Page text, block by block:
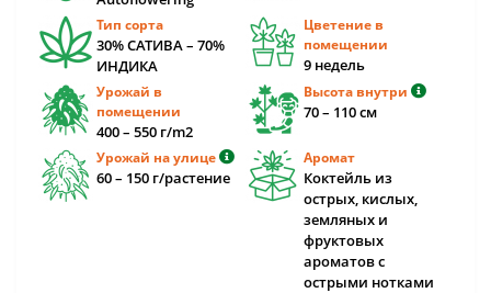
Тип сорта
30% САТИВА – 70%
ИНДИКА
Цветение в
помещении
9 недель
Урожай в
помещении
400 – 550 г/m2
Высота внутри
70 – 110 cм
Урожай на улице
60 – 150 г/растение
Аромат
Коктейль из
острых, кислых,
земляных и
фруктовых
ароматов с
острыми нотками